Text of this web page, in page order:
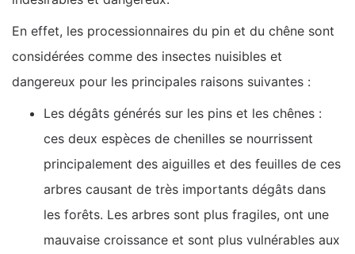
En effet, les processionnaires du pin et du chêne sont
considérées comme des insectes nuisibles et
dangereux pour les principales raisons suivantes :
Les dégâts générés sur les pins et les chênes :
ces deux espèces de chenilles se nourrissent
principalement des aiguilles et des feuilles de ces
arbres causant de très importants dégâts dans
les forêts. Les arbres sont plus fragiles, ont une
mauvaise croissance et sont plus vulnérables aux